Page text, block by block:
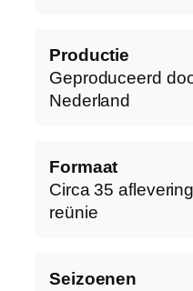
Productie
Geproduceerd
Nederland
Formaat
Circa 35
reünie
Seizoenen